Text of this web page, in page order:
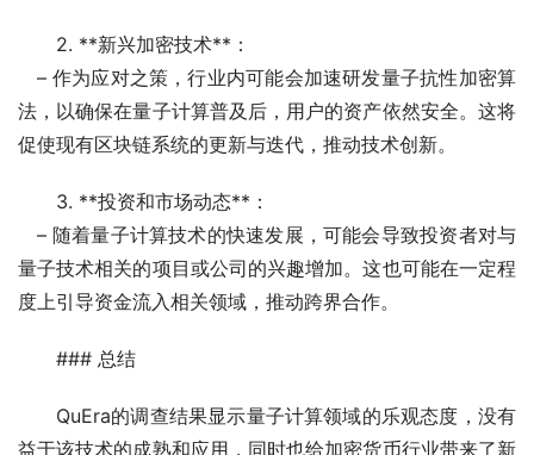
2. **新兴加密技术**：
法，以确保在量子计算普及后，用户的资产依然安全。这将
促使现有区块链系统的更新与迭代，推动技术创新。
3. **投资和市场动态**：
量子技术相关的项目或公司的兴趣增加。这也可能在一定程
度上引导资金流入相关领域，推动跨界合作。
### 总结
QuEra的调查结果显示量子计算领域的乐观态度，没有
益于该技术的成熟和应用，同时也给加密货币行业带来了新